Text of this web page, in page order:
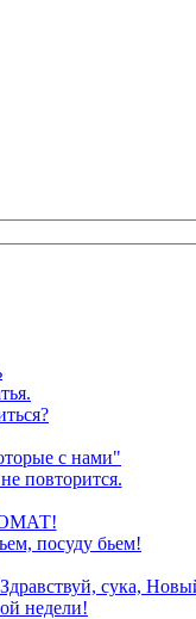
с нами"
повторится.
посуду бьем!
сука,
недели!